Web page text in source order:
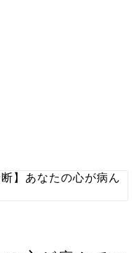
断】あなたの心が病ん